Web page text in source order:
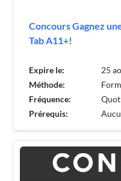
Concours Gagnez
Tab A11+!
Expire le:
25
Méthode:
Fréquence:
Prérequis: